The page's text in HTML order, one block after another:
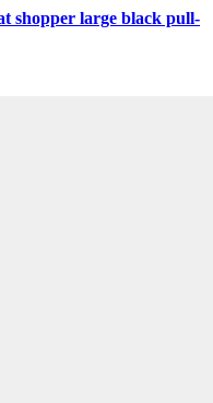
shopper large black pull-